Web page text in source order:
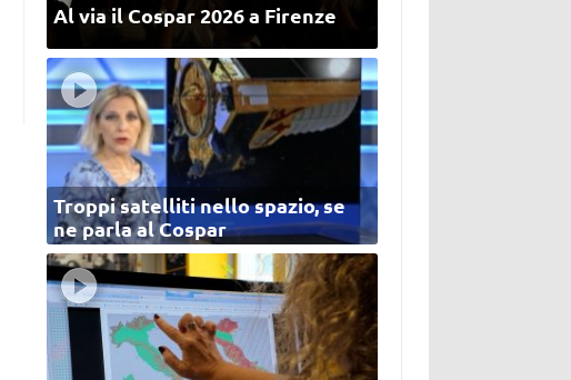
Al via il Cospar 2026 a Firenze
Troppi satelliti nello spazio, se
ne parla al Cospar